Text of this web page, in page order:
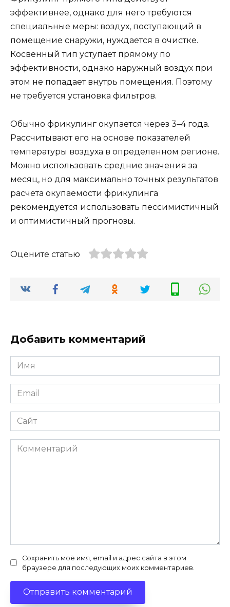
эффективнее, однако для него требуются
специальные меры: воздух, поступающий в
помещение снаружи, нуждается в очистке.
Косвенный тип уступает прямому по
эффективности, однако наружный воздух при
этом не попадает внутрь помещения. Поэтому
не требуется установка фильтров.
Обычно фрикулинг окупается через 3–4 года.
Рассчитывают его на основе показателей
температуры воздуха в определенном регионе.
Можно использовать средние значения за
месяц, но для максимально точных результатов
расчета окупаемости фрикулинга
рекомендуется использовать пессимистичный
и оптимистичный прогнозы.
Оцените статью
Добавить комментарий
Имя
*
Email
*
Сайт
Комментарий
Сохранить моё имя, email и адрес сайта в этом
браузере для последующих моих комментариев.